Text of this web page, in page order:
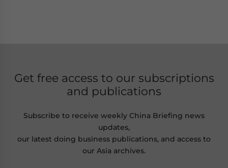
Get free access to our subscriptions
and publications
Subscribe to receive weekly China Briefing news
updates,
our latest doing business publications, and access to
our Asia archives.